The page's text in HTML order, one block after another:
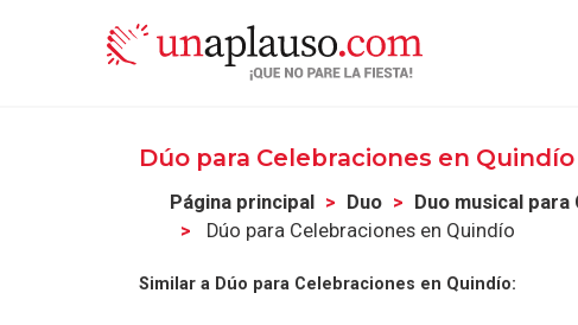
Dúo para Celebraciones en Quindío
Página principal Duo Duo musical
Dúo para Celebraciones en Quindío
Similar a Dúo para Celebraciones en Quindío: